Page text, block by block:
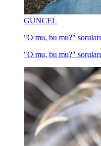
GÜNCEL
"O mu, bu mu?" soruları
"O mu, bu mu?" soruları